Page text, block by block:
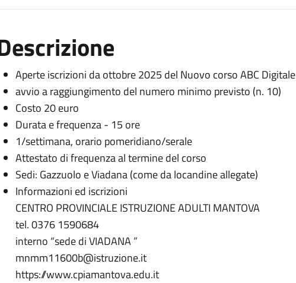
Aperte iscrizioni da ottobre 2025 del Nuovo corso ABC Digitale
avvio a raggiungimento del numero minimo previsto (n. 10)
Costo 20 euro
Durata e frequenza - 15 ore
1/settimana, orario pomeridiano/serale
Attestato di frequenza al termine del corso
Sedi: Gazzuolo e Viadana (come da locandine allegate)
Informazioni ed iscrizioni
CENTRO PROVINCIALE ISTRUZIONE ADULTI MANTOVA
tel. 0376 1590684
interno “sede di VIADANA ”
mnmm11600b@istruzione.it
https://www.cpiamantova.edu.it